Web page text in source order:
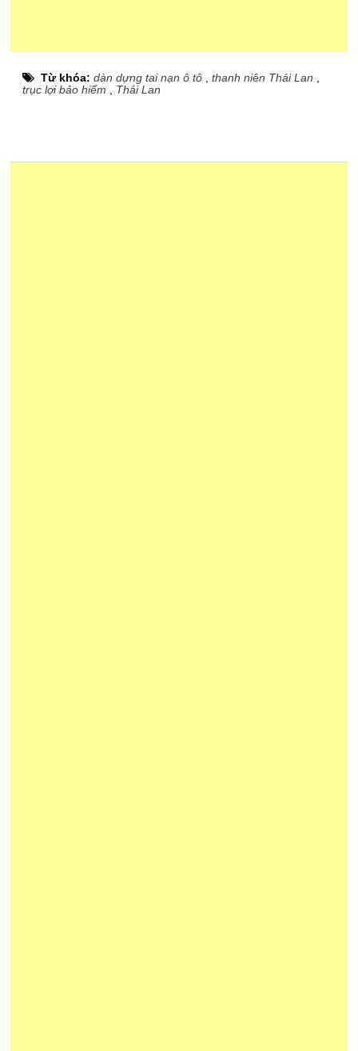
Từ khóa:dàn dựng tai nạn ô tô ,thanh niên Thái Lan
trục lợi bảo hiểm
Thái Lan